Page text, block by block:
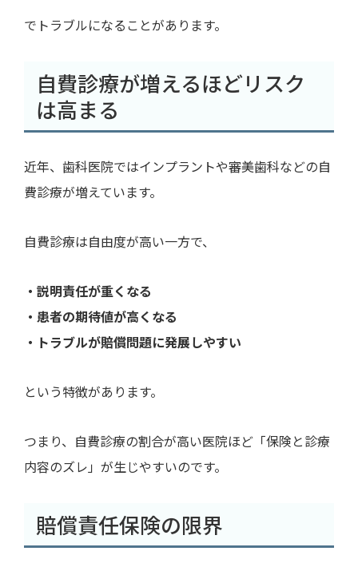
でトラブルになることがあります。
自費診療が増えるほどリスク
は高まる
近年、歯科医院ではインプラントや審美歯科などの自
費診療が増えています。
自費診療は自由度が高い一方で、
・説明責任が重くなる
・患者の期待値が高くなる
・トラブルが賠償問題に発展しやすい
という特徴があります。
つまり、自費診療の割合が高い医院ほど「保険と診療
内容のズレ」が生じやすいのです。
賠償責任保険の限界